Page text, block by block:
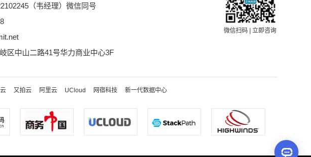
（韦经理）微信同号
区中山二路41号华力商业中心3F
微信扫码 | 立即咨询
又拍云 阿里云 UCloud 网宿科技 新一代数据中心